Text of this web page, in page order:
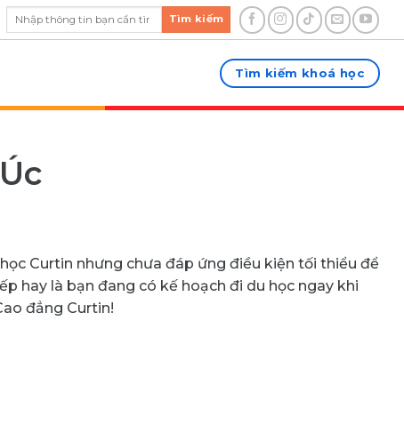
Tìm kiếm
Tìm kiếm khoá học
Curtin nhưng chưa đáp ứng điều kiện tối thiểu để
hay là bạn đang có kế hoạch đi du học ngay khi
đẳng Curtin!